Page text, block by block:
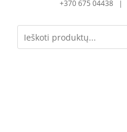
+370 675 04438 |